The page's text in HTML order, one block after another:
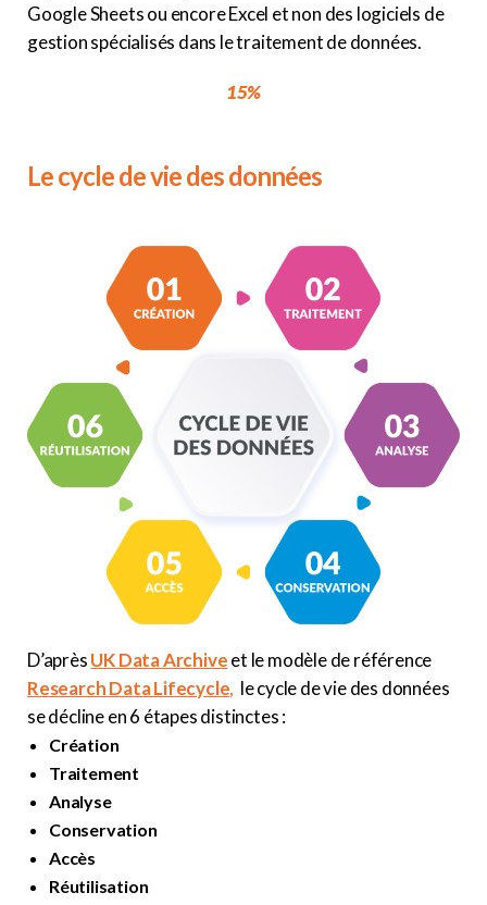
Google Sheets ou encore Excel et non des logiciels de
gestion spécialisés dans le traitement de données.
15%
Le cycle de vie des données
D’aprèsUK Data Archiveet le modèle de référence
Research Data Lifecycle, le cycle de vie des données
se décline en 6 étapes distinctes :
Création
Traitement
Analyse
Conservation
Accès
Réutilisation